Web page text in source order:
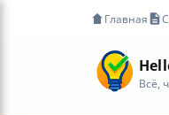
Главная
Всё,